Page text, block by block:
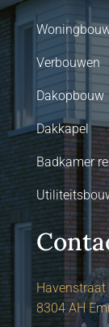
Verbouwen
Dakopbouw
Dakkapel
Badkamer
Havenstraat
8304 AH